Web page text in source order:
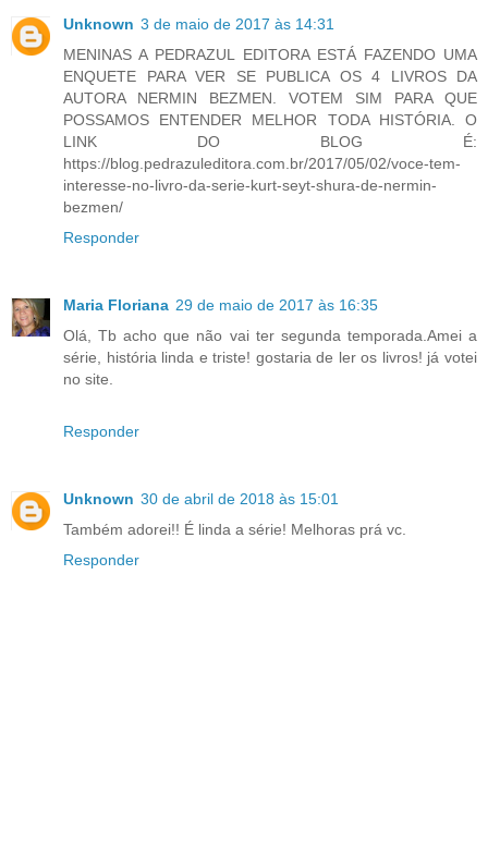
Unknown 3 de maio de 2017 às 14:31
MENINAS A PEDRAZUL EDITORA ESTÁ FAZENDO UMA
ENQUETE PARA VER SE PUBLICA OS 4 LIVROS DA
AUTORA NERMIN BEZMEN. VOTEM SIM PARA QUE
POSSAMOS ENTENDER MELHOR TODA HISTÓRIA. O
LINK DO BLOG É:
https://blog.pedrazuleditora.com.br/2017/05/02/voce-tem-
interesse-no-livro-da-serie-kurt-seyt-shura-de-nermin-
bezmen/
Responder
Maria Floriana 29 de maio de 2017 às 16:35
Olá, Tb acho que não vai ter segunda temporada.Amei a
série, história linda e triste! gostaria de ler os livros! já votei
no site.
Responder
Unknown 30 de abril de 2018 às 15:01
Também adorei!! É linda a série! Melhoras prá vc.
Responder